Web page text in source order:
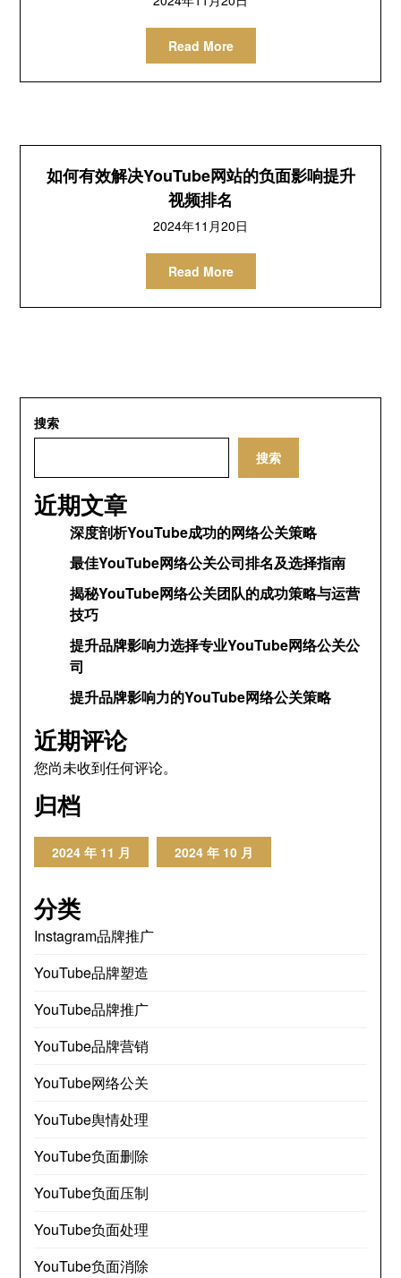
Read More
如何有效解决YouTube网站的负面影响提升
视频排名
2024年11月20日
Read More
搜索
搜索
近期文章
深度剖析YouTube成功的网络公关策略
最佳YouTube网络公关公司排名及选择指南
揭秘YouTube网络公关团队的成功策略与运营
技巧
提升品牌影响力选择专业YouTube网络公关公
司
提升品牌影响力的YouTube网络公关策略
近期评论
您尚未收到任何评论。
归档
2024 年 11 月 2024 年 10 月
分类
Instagram品牌推广
YouTube品牌塑造
YouTube品牌推广
YouTube品牌营销
YouTube网络公关
YouTube舆情处理
YouTube负面删除
YouTube负面压制
YouTube负面处理
YouTube负面消除